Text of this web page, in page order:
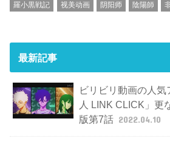
羅小黒戦記
视美动画 阴阳师 陰陽師
最新記事
ビリビリ動画の人
人 LINK CLICK」更
版第7話 2022.04.10